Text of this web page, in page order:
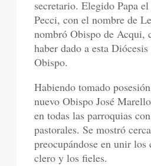
secretario. Elegido Papa
Pecci, con el nombre de
nombró Obispo de Acqui,
haber dado a esta
Obispo.
Habiendo tomado
nuevo Obispo José
en todas las parroquias
pastorales. Se mostró
preocupándose en unir los
clero y los fieles.